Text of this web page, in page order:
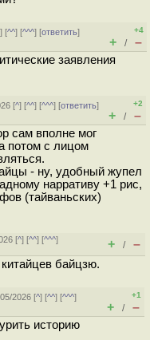
] [^^] [^^^] [ответить]
+4
+ / –
заявления
[^] [^^] [^^^] [ответить]
+2
+ / –
сам вполне мог
потом с лицом
- ну, удобный жупел
нарративу +1 рис,
(тайваньских)
[^] [^^] [^^^]
+ / –
байцзю.
2026 [^] [^^] [^^^]
+1
+ / –
историю